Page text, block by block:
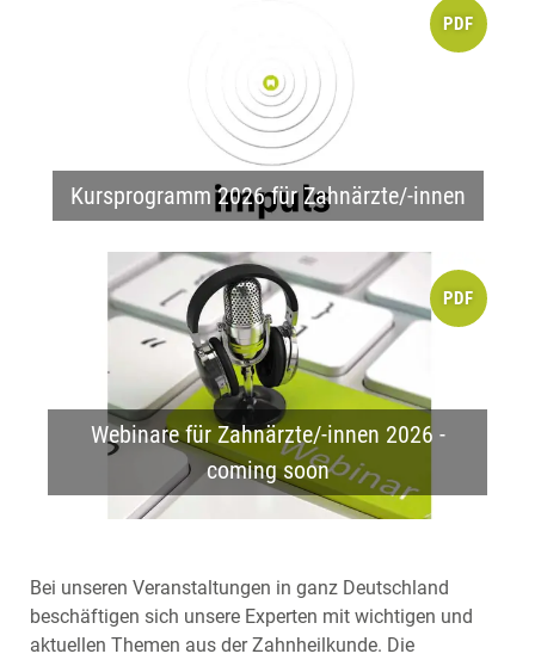
Kursprogramm 2026 für Zahnärzte/-innen
PDF
Webinare für Zahnärzte/-innen 2026 -
coming soon
PDF
Bei unseren Veranstaltungen in ganz Deutschland
beschäftigen sich unsere Experten mit wichtigen und
aktuellen Themen aus der Zahnheilkunde. Die